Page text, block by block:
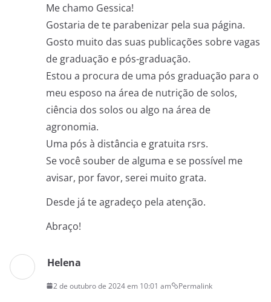
Me chamo Gessica!
Gostaria de te parabenizar pela sua página.
Gosto muito das suas publicações sobre vagas
de graduação e pós-graduação.
Estou a procura de uma pós graduação para o
meu esposo na área de nutrição de solos,
ciência dos solos ou algo na área de
agronomia.
Uma pós à distância e gratuita rsrs.
Se você souber de alguma e se possível me
avisar, por favor, serei muito grata.
Desde já te agradeço pela atenção.
Abraço!
Helena
2 de outubro de 2024 em 10:01 am Permalink